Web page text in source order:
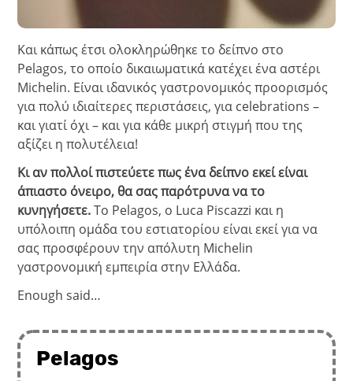
Και κάπως έτσι ολοκληρώθηκε το δείπνο στο
Pelagos, το οποίο δικαιωματικά κατέχει ένα αστέρι
Michelin. Είναι ιδανικός γαστρονομικός προορισμός
για πολύ ιδιαίτερες περιστάσεις, για celebrations –
και γιατί όχι – και για κάθε μικρή στιγμή που της
αξίζει η πολυτέλεια!
Κι αν πολλοί πιστεύετε πως ένα δείπνο εκεί είναι
άπιαστο όνειρο, θα σας παρότρυνα να το
κυνηγήσετε.Το Pelagos, ο Luca Piscazzi και η
υπόλοιπη ομάδα του εστιατορίου είναι εκεί για να
σας προσφέρουν την απόλυτη Michelin
γαστρονομική εμπειρία στην Ελλάδα.
Enough said…
Pelagos